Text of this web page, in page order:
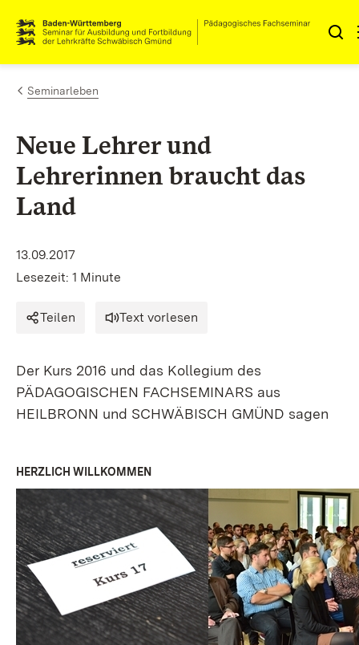
Zum Inhalt springen
Link zur Startseite
Seminarleben
Neue Lehrer und
Lehrerinnen braucht das
Land
13.09.2017
Lesezeit: 1 Minute
Teilen Text vorlesen
Der Kurs 2016 und das Kollegium des
PÄDAGOGISCHEN FACHSEMINARS aus
HEILBRONN und SCHWÄBISCH GMÜND sagen
HERZLICH WILLKOMMEN